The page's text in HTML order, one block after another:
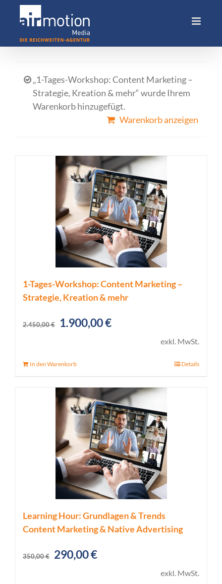
„1-Tages-Workshop: Content Marketing –
Strategie, Kreation & mehr“ wurde Ihrem
Warenkorb hinzugefügt.
Warenkorb anzeigen
1-Tages-Workshop: Content Marketing –
Strategie, Kreation & mehr
2.450,00€
Ursprünglicher
1.900,00€Aktueller
exkl. MwSt.
In den Warenkorb Details
Learning Hour: Grundlagen & Trends
Content Marketing & Native Advertising
350,00€
Ursprünglicher
290,00€Aktueller
exkl. MwSt.